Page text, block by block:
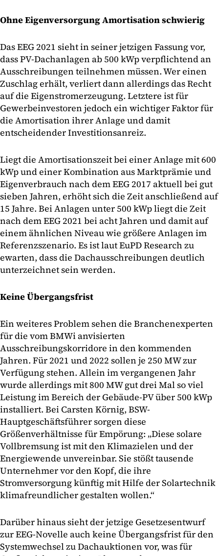
Ohne Eigenversorgung Amortisation schwierig
Das EEG 2021 sieht in seiner jetzigen Fassung vor,
dass PV-Dachanlagen ab 500 kWp verpflichtend an
Ausschreibungen teilnehmen müssen. Wer einen
Zuschlag erhält, verliert dann allerdings das Recht
auf die Eigenstromerzeugung. Letztere ist für
Gewerbeinvestoren jedoch ein wichtiger Faktor für
die Amortisation ihrer Anlage und damit
entscheidender Investitionsanreiz.
Liegt die Amortisationszeit bei einer Anlage mit 600
kWp und einer Kombination aus Marktprämie und
Eigenverbrauch nach dem EEG 2017 aktuell bei gut
sieben Jahren, erhöht sich die Zeit anschließend auf
15 Jahre. Bei Anlagen unter 500 kWp liegt die Zeit
nach dem EEG 2021 bei acht Jahren und damit auf
einem ähnlichen Niveau wie größere Anlagen im
Referenzszenario. Es ist laut EuPD Research zu
ewarten, dass die Dachausschreibungen deutlich
unterzeichnet sein werden.
Keine Übergangsfrist
Ein weiteres Problem sehen die Branchenexperten
für die vom BMWi anvisierten
Ausschreibungskorridore in den kommenden
Jahren. Für 2021 und 2022 sollen je 250 MW zur
Verfügung stehen. Allein im vergangenen Jahr
wurde allerdings mit 800 MW gut drei Mal so viel
Leistung im Bereich der Gebäude-PV über 500 kWp
installiert. Bei Carsten Körnig, BSW-
Hauptgeschäftsführer sorgen diese
Größenverhältnisse für Empörung: „Diese solare
Vollbremsung ist mit den Klimazielen und der
Energiewende unvereinbar. Sie stößt tausende
Unternehmer vor den Kopf, die ihre
Stromversorgung künftig mit Hilfe der Solartechnik
klimafreundlicher gestalten wollen.“
Darüber hinaus sieht der jetzige Gesetzesentwurf
zur EEG-Novelle auch keine Übergangsfrist für den
Systemwechsel zu Dachauktionen vor, was für